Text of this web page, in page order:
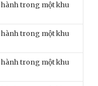
hành trong một khu
hành trong một khu
hành trong một khu